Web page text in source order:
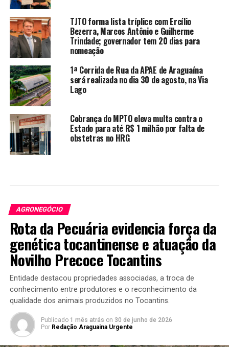
TJTO forma lista tríplice com Ercílio
Bezerra, Marcos Antônio e Guilherme
Trindade; governador tem 20 dias para
nomeação
1ª Corrida de Rua da APAE de Araguaína
será realizada no dia 30 de agosto, na Via
Lago
Cobrança do MPTO eleva multa contra o
Estado para até R$ 1 milhão por falta de
obstetras no HRG
AGRONEGÓCIO
Rota da Pecuária evidencia força da
genética tocantinense e atuação da
Novilho Precoce Tocantins
Entidade destacou propriedades associadas, a troca de
conhecimento entre produtores e o reconhecimento da
qualidade dos animais produzidos no Tocantins.
Publicado 1 mês atrás on 30 de junho de 2026
Por Redação Araguaina Urgente